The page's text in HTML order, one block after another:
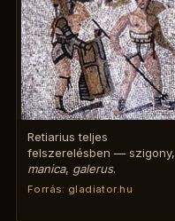
Retiarius teljes
felszerelésben — szigony,
manica, galerus.
Forrás: gladiator.hu